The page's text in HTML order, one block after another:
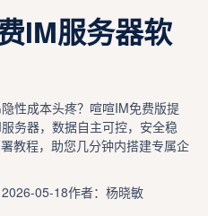
IM服务器软
性成本头疼？喧喧IM免费版提
务器，数据自主可控，安全稳
教程，助您几分钟内搭建专属企
05-18作者：杨晓敏